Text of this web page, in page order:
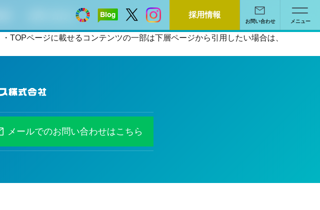
採用情報
お問い合わせ メニュー
TOPページに載せるコンテンツの一部は下層ページから引用したい場合は、
メールでのお問い合わせはこちら